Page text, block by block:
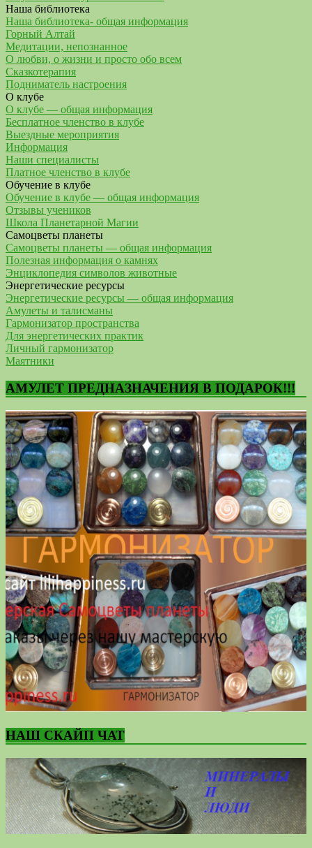
Наша библиотека
Наша библиотека- общая информация
Горный Алтай
Медитации, непознанное
О любви, о жизни и просто обо всем
Сказкотерапия
Подниматель настроения
О клубе
О клубе — общая информация
Бесплатное членство в клубе
Выездные мероприятия
Информация
Наши специалисты
Платное членство в клубе
Обучение в клубе
Обучение в клубе — общая информация
Отзывы учеников
Школа Планетарной Магии
Самоцветы планеты
Самоцветы планеты — общая информация
Полезная информация о камнях
Энциклопедия символов животные
Энергетические ресурсы
Энергетические ресурсы — общая информация
Амулеты и талисманы
Гармонизатор пространства
Для энергетических практик
Личный гармонизатор
Маятники
АМУЛЕТ ПРЕДНАЗНАЧЕНИЯ В ПОДАРОК!!!
НАШ СКАЙП ЧАТ